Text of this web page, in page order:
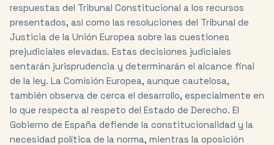
respuestas del Tribunal Constitucional a los recursos
presentados, así como las resoluciones del Tribunal de
Justicia de la Unión Europea sobre las cuestiones
prejudiciales elevadas. Estas decisiones judiciales
sentarán jurisprudencia y determinarán el alcance final
de la ley. La Comisión Europea, aunque cautelosa,
también observa de cerca el desarrollo, especialmente en
lo que respecta al respeto del Estado de Derecho. El
Gobierno de España defiende la constitucionalidad y la
necesidad política de la norma, mientras la oposición